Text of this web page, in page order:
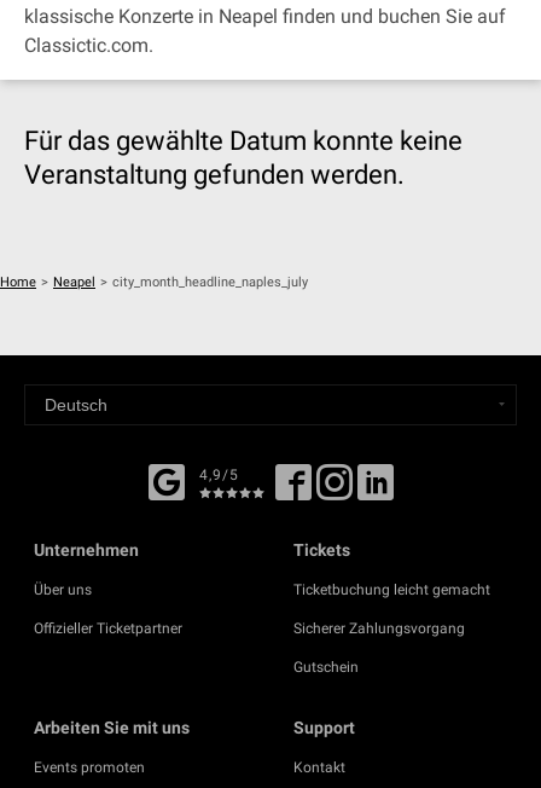
klassische Konzerte in Neapel finden und buchen Sie auf
Classictic.com.
Für das gewählte Datum konnte keine
Veranstaltung gefunden werden.
Home > Neapel > city_month_headline_naples_july
4,9/5
Unternehmen
Über uns
Offizieller Ticketpartner
Tickets
Ticketbuchung leicht gemacht
Sicherer Zahlungsvorgang
Gutschein
Arbeiten Sie mit uns
Events promoten
Support
Kontakt